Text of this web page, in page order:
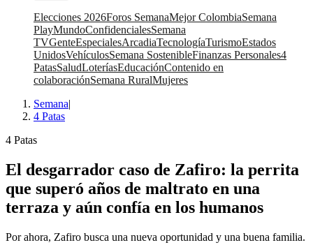
Elecciones 2026Foros SemanaMejor ColombiaSemana
PlayMundoConfidencialesSemana
TVGenteEspecialesArcadiaTecnologíaTurismoEstados
UnidosVehículosSemana SostenibleFinanzas Personales4
PatasSaludLoteríasEducaciónContenido en
colaboraciónSemana RuralMujeres
Semana|
4 Patas
4 Patas
El desgarrador caso de Zafiro: la perrita
que superó años de maltrato en una
terraza y aún confía en los humanos
Por ahora, Zafiro busca una nueva oportunidad y una buena familia.